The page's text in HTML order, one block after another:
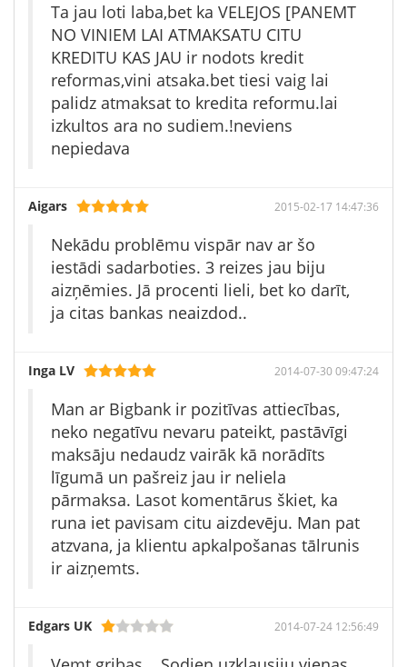
Ta jau loti laba,bet ka VELEJOS [PANEMT
NO VINIEM LAI ATMAKSATU CITU
KREDITU KAS JAU ir nodots kredit
reformas,vini atsaka.bet tiesi vaig lai
palidz atmaksat to kredita reformu.lai
izkultos ara no sudiem.!neviens
nepiedava
Aigars 2015-02-17 14:47:36
Nekādu problēmu vispār nav ar šo
iestādi sadarboties. 3 reizes jau biju
aizņēmies. Jā procenti lieli, bet ko darīt,
ja citas bankas neaizdod..
Inga LV 2014-07-30 09:47:24
Man ar Bigbank ir pozitīvas attiecības,
neko negatīvu nevaru pateikt, pastāvīgi
maksāju nedaudz vairāk kā norādīts
līgumā un pašreiz jau ir neliela
pārmaksa. Lasot komentārus škiet, ka
runa iet pavisam citu aizdevēju. Man pat
atzvana, ja klientu apkalpošanas tālrunis
ir aizņemts.
Edgars UK 2014-07-24 12:56:49